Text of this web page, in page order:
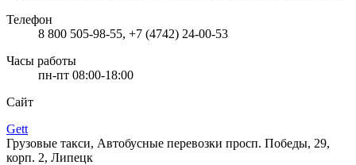
Телефон
8 800 505-98-55, +7 (4742) 24-00-53
Часы работы
пн-пт 08:00-18:00
Сайт
Gett
Грузовые такси, Автобусные перевозки просп. Победы, 29,
корп. 2, Липецк